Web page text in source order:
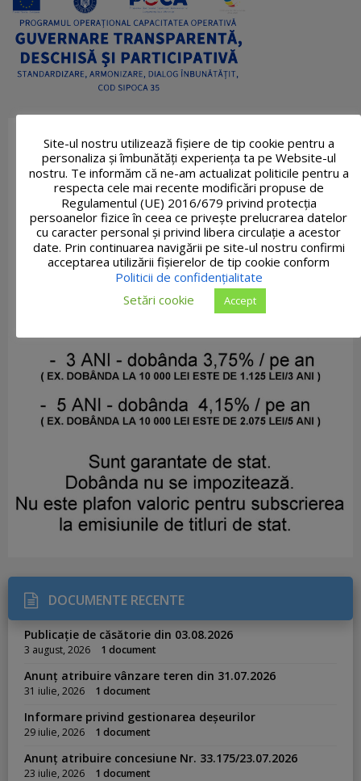
DOCUMENTE RECENTE
Publicație de căsătorie din 03.08.2026
3 august, 2026 1 document
Anunț atribuire vânzare teren din 31.07.2026
31 iulie, 2026 1 document
Informare privind gestionarea deșeurilor
29 iulie, 2026 1 document
Anunț atribuire concesiune Nr. 33.175/23.07.2026
23 iulie, 2026 1 document
Site-ul nostru utilizează fişiere de tip cookie pentru a
personaliza și îmbunătăți experiența ta pe Website-ul
nostru. Te informăm că ne-am actualizat politicile pentru a
respecta cele mai recente modificări propuse de
Regulamentul (UE) 2016/679 privind protecția
persoanelor fizice în ceea ce privește prelucrarea datelor
cu caracter personal și privind libera circulație a acestor
date. Prin continuarea navigării pe site-ul nostru confirmi
acceptarea utilizării fişierelor de tip cookie conform
Politicii de confidențialitate
Setări cookie
Accept